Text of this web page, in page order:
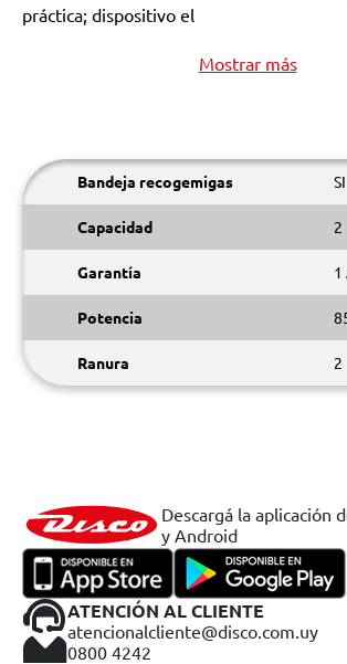
práctica; dispositivo el
Mostrar más
Bandeja recogemigas SI
Capacidad 2
Garantía 1
Potencia
Ranura 2
Descargá la aplicación
y Android
ATENCIÓN AL CLIENTE
atencionalcliente@disco.com.uy
0800 4242